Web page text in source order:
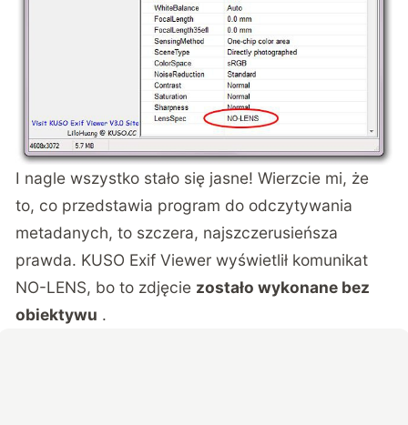
I nagle wszystko stało się jasne! Wierzcie mi, że
to, co przedstawia program do odczytywania
metadanych, to szczera, najszczerusieńsza
prawda. KUSO Exif Viewer wyświetlił komunikat
NO-LENS, bo to zdjęcie zostało wykonane bez
obiektywu .